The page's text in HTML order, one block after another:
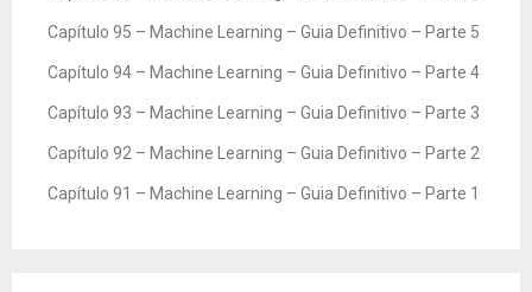
Capítulo 95 – Machine Learning – Guia Definitivo – Parte 5
Capítulo 94 – Machine Learning – Guia Definitivo – Parte 4
Capítulo 93 – Machine Learning – Guia Definitivo – Parte 3
Capítulo 92 – Machine Learning – Guia Definitivo – Parte 2
Capítulo 91 – Machine Learning – Guia Definitivo – Parte 1